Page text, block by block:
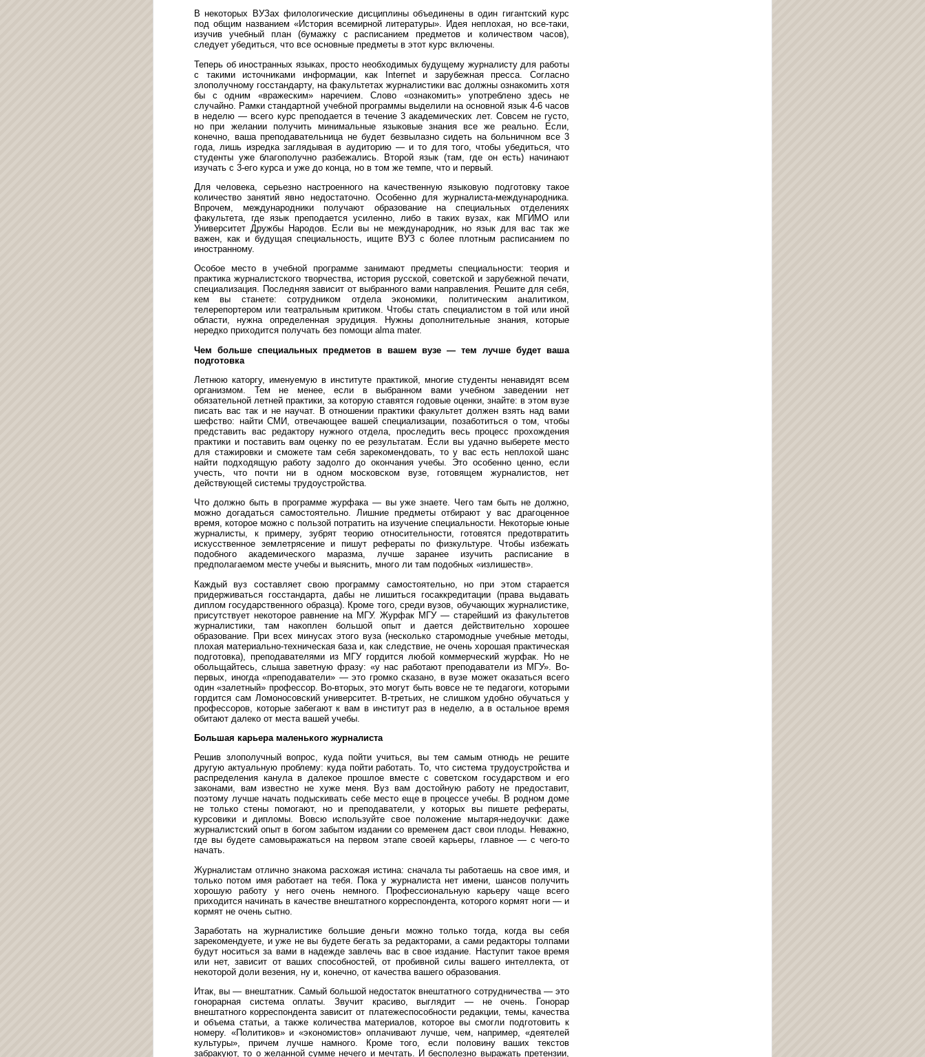
В некоторых ВУЗах филологические дисциплины объединены в один гигантский курс
под общим названием «История всемирной литературы». Идея неплохая, но все-таки,
изучив учебный план (бумажку с расписанием предметов и количеством часов),
следует убедиться, что все основные предметы в этот курс включены.
Теперь об иностранных языках, просто необходимых будущему журналисту для работы
с такими источниками информации, как Internet и зарубежная пресса. Согласно
злополучному госстандарту, на факультетах журналистики вас должны ознакомить хотя
бы с одним «вражеским» наречием. Слово «ознакомить» употреблено здесь не
случайно. Рамки стандартной учебной программы выделили на основной язык 4-6 часов
в неделю — всего курс преподается в течение 3 академических лет. Совсем не густо,
но при желании получить минимальные языковые знания все же реально. Если,
конечно, ваша преподавательница не будет безвылазно сидеть на больничном все 3
года, лишь изредка заглядывая в аудиторию — и то для того, чтобы убедиться, что
студенты уже благополучно разбежались. Второй язык (там, где он есть) начинают
изучать с 3-его курса и уже до конца, но в том же темпе, что и первый.
Для человека, серьезно настроенного на качественную языковую подготовку такое
количество занятий явно недостаточно. Особенно для журналиста-международника.
Впрочем, международники получают образование на специальных отделениях
факультета, где язык преподается усиленно, либо в таких вузах, как МГИМО или
Университет Дружбы Народов. Если вы не международник, но язык для вас так же
важен, как и будущая специальность, ищите ВУЗ с более плотным расписанием по
иностранному.
Особое место в учебной программе занимают предметы специальности: теория и
практика журналистского творчества, история русской, советской и зарубежной печати,
специализация. Последняя зависит от выбранного вами направления. Решите для себя,
кем вы станете: сотрудником отдела экономики, политическим аналитиком,
телерепортером или театральным критиком. Чтобы стать специалистом в той или иной
области, нужна определенная эрудиция. Нужны дополнительные знания, которые
нередко приходится получать без помощи alma mater.
Чем больше специальных предметов в вашем вузе — тем лучше будет ваша
подготовка
Летнюю каторгу, именуемую в институте практикой, многие студенты ненавидят всем
организмом. Тем не менее, если в выбранном вами учебном заведении нет
обязательной летней практики, за которую ставятся годовые оценки, знайте: в этом вузе
писать вас так и не научат. В отношении практики факультет должен взять над вами
шефство: найти СМИ, отвечающее вашей специализации, позаботиться о том, чтобы
представить вас редактору нужного отдела, проследить весь процесс прохождения
практики и поставить вам оценку по ее результатам. Если вы удачно выберете место
для стажировки и сможете там себя зарекомендовать, то у вас есть неплохой шанс
найти подходящую работу задолго до окончания учебы. Это особенно ценно, если
учесть, что почти ни в одном московском вузе, готовящем журналистов, нет
действующей системы трудоустройства.
Что должно быть в программе журфака — вы уже знаете. Чего там быть не должно,
можно догадаться самостоятельно. Лишние предметы отбирают у вас драгоценное
время, которое можно с пользой потратить на изучение специальности. Некоторые юные
журналисты, к примеру, зубрят теорию относительности, готовятся предотвратить
искусственное землетрясение и пишут рефераты по физкультуре. Чтобы избежать
подобного академического маразма, лучше заранее изучить расписание в
предполагаемом месте учебы и выяснить, много ли там подобных «излишеств».
Каждый вуз составляет свою программу самостоятельно, но при этом старается
придерживаться госстандарта, дабы не лишиться госаккредитации (права выдавать
диплом государственного образца). Кроме того, среди вузов, обучающих журналистике,
присутствует некоторое равнение на МГУ. Журфак МГУ — старейший из факультетов
журналистики, там накоплен большой опыт и дается действительно хорошее
образование. При всех минусах этого вуза (несколько старомодные учебные методы,
плохая материально-техническая база и, как следствие, не очень хорошая практическая
подготовка), преподавателями из МГУ гордится любой коммерческий журфак. Но не
обольщайтесь, слыша заветную фразу: «у нас работают преподаватели из МГУ». Во-
первых, иногда «преподаватели» — это громко сказано, в вузе может оказаться всего
один «залетный» профессор. Во-вторых, это могут быть вовсе не те педагоги, которыми
гордится сам Ломоносовский университет. В-третьих, не слишком удобно обучаться у
профессоров, которые забегают к вам в институт раз в неделю, а в остальное время
обитают далеко от места вашей учебы.
Большая карьера маленького журналиста
Решив злополучный вопрос, куда пойти учиться, вы тем самым отнюдь не решите
другую актуальную проблему: куда пойти работать. То, что система трудоустройства и
распределения канула в далекое прошлое вместе с советском государством и его
законами, вам известно не хуже меня. Вуз вам достойную работу не предоставит,
поэтому лучше начать подыскивать себе место еще в процессе учебы. В родном доме
не только стены помогают, но и преподаватели, у которых вы пишете рефераты,
курсовики и дипломы. Вовсю используйте свое положение мытаря-недоучки: даже
журналистский опыт в богом забытом издании со временем даст свои плоды. Неважно,
где вы будете самовыражаться на первом этапе своей карьеры, главное — с чего-то
начать.
Журналистам отлично знакома расхожая истина: сначала ты работаешь на свое имя, и
только потом имя работает на тебя. Пока у журналиста нет имени, шансов получить
хорошую работу у него очень немного. Профессиональную карьеру чаще всего
приходится начинать в качестве внештатного корреспондента, которого кормят ноги — и
кормят не очень сытно.
Заработать на журналистике большие деньги можно только тогда, когда вы себя
зарекомендуете, и уже не вы будете бегать за редакторами, а сами редакторы толпами
будут носиться за вами в надежде завлечь вас в свое издание. Наступит такое время
или нет, зависит от ваших способностей, от пробивной силы вашего интеллекта, от
некоторой доли везения, ну и, конечно, от качества вашего образования.
Итак, вы — внештатник. Самый большой недостаток внештатного сотрудничества — это
гонорарная система оплаты. Звучит красиво, выглядит — не очень. Гонорар
внештатного корреспондента зависит от платежеспособности редакции, темы, качества
и объема статьи, а также количества материалов, которое вы смогли подготовить к
номеру. «Политиков» и «экономистов» оплачивают лучше, чем, например, «деятелей
культуры», причем лучше намного. Кроме того, если половину ваших текстов
забракуют, то о желанной сумме нечего и мечтать. И бесполезно выражать претензии,